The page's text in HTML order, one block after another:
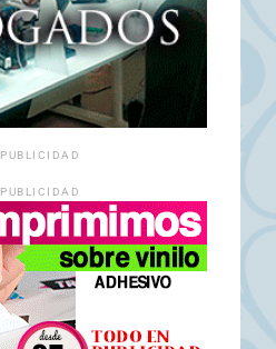
PUBLICIDAD
PUBLICIDAD